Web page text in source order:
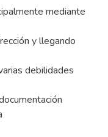
mediante
y llegando
debilidades